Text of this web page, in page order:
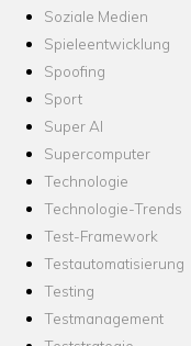
Soziale Medien
Spieleentwicklung
Spoofing
Sport
Super AI
Supercomputer
Technologie
Technologie-Trends
Test-Framework
Testautomatisierung
Testing
Testmanagement